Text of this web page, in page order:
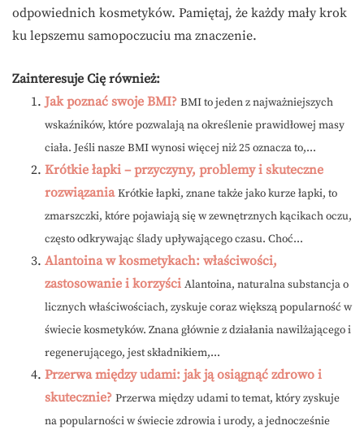
odpowiednich kosmetyków. Pamiętaj, że każdy mały krok
ku lepszemu samopoczuciu ma znaczenie.
Zainteresuje Cię również:
Jak poznać swoje BMI? BMI to jeden z najważniejszych
wskaźników, które pozwalają na określenie prawidłowej masy
ciała. Jeśli nasze BMI wynosi więcej niż 25 oznacza to,...
Krótkie łapki – przyczyny, problemy i skuteczne
rozwiązania Krótkie łapki, znane także jako kurze łapki, to
zmarszczki, które pojawiają się w zewnętrznych kącikach oczu,
często odkrywając ślady upływającego czasu. Choć...
Alantoina w kosmetykach: właściwości,
zastosowanie i korzyści Alantoina, naturalna substancja o
licznych właściwościach, zyskuje coraz większą popularność w
świecie kosmetyków. Znana głównie z działania nawilżającego i
regenerującego, jest składnikiem,...
Przerwa między udami: jak ją osiągnąć zdrowo i
skutecznie? Przerwa między udami to temat, który zyskuje
na popularności w świecie zdrowia i urody, a jednocześnie